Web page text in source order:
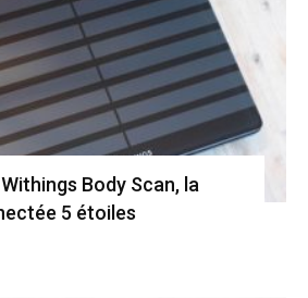
Body Scan, la
5 étoiles